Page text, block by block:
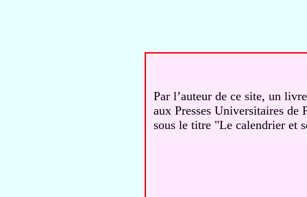
Par l’auteur de ce site, un
aux Presses Universitaires de
sous le titre "Le calendrier et